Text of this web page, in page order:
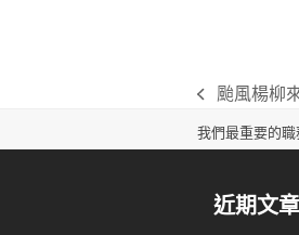
previous
post:
颱風楊柳
我們最重要的
近期文章